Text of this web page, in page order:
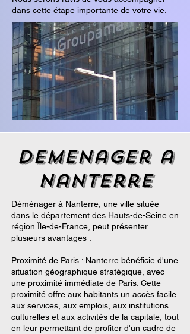
dans cette étape importante de votre vie.
demenager a
nanterre
Déménager à Nanterre, une ville située
dans le département des Hauts-de-Seine en
région Île-de-France, peut présenter
plusieurs avantages :
Proximité de Paris : Nanterre bénéficie d'une
situation géographique stratégique, avec
une proximité immédiate de Paris. Cette
proximité offre aux habitants un accès facile
aux services, aux emplois, aux institutions
culturelles et aux activités de la capitale, tout
en leur permettant de profiter d'un cadre de